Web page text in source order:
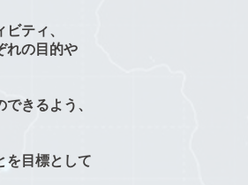
ティ、
れの目的や
きるよう、
を目標として